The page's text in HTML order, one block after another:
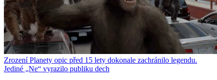
Zrození Planety opic před 15 lety dokonale zachránilo legendu.
Jediné „Ne“ vyrazilo publiku dech